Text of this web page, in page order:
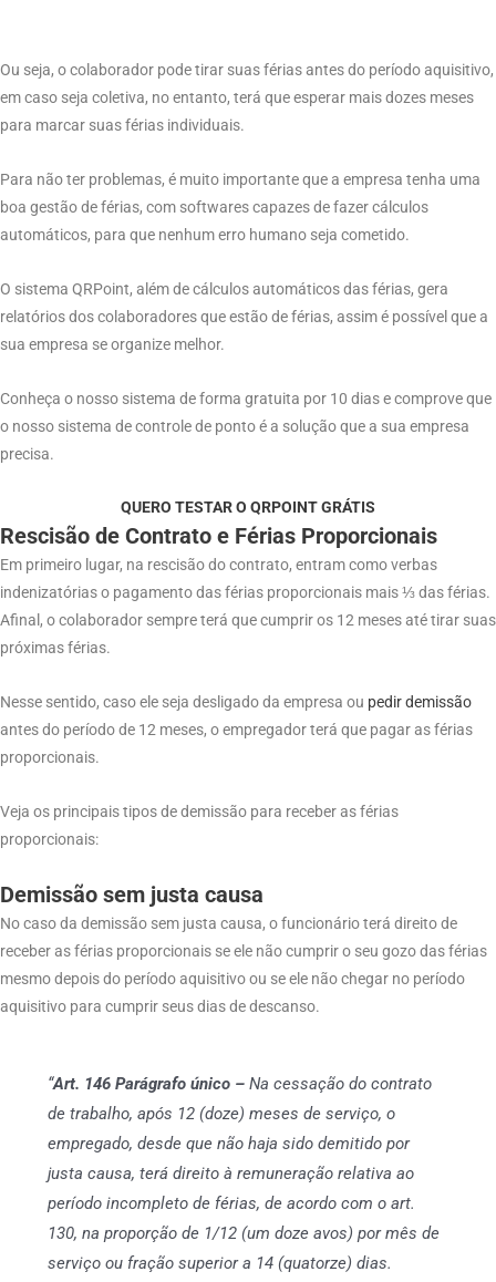
Ou seja, o colaborador pode tirar suas férias antes do período aquisitivo,
em caso seja coletiva, no entanto, terá que esperar mais dozes meses
para marcar suas férias individuais.
Para não ter problemas, é muito importante que a empresa tenha uma
boa gestão de férias, com softwares capazes de fazer cálculos
automáticos, para que nenhum erro humano seja cometido.
O sistema QRPoint, além de cálculos automáticos das férias, gera
relatórios dos colaboradores que estão de férias, assim é possível que a
sua empresa se organize melhor.
Conheça o nosso sistema de forma gratuita por 10 dias e comprove que
o nosso sistema de controle de ponto é a solução que a sua empresa
precisa.
QUERO TESTAR O QRPOINT GRÁTIS
Rescisão de Contrato e Férias Proporcionais
Em primeiro lugar, na rescisão do contrato, entram como verbas
indenizatórias o pagamento das férias proporcionais mais ⅓ das férias.
Afinal, o colaborador sempre terá que cumprir os 12 meses até tirar suas
próximas férias.
Nesse sentido, caso ele seja desligado da empresa ou pedir demissão
antes do período de 12 meses, o empregador terá que pagar as férias
proporcionais.
Veja os principais tipos de demissão para receber as férias
proporcionais:
Demissão sem justa causa
No caso da demissão sem justa causa, o funcionário terá direito de
receber as férias proporcionais se ele não cumprir o seu gozo das férias
mesmo depois do período aquisitivo ou se ele não chegar no período
aquisitivo para cumprir seus dias de descanso.
“Art. 146 Parágrafo único –Na cessação do contrato
de trabalho, após 12 (doze) meses de serviço, o
empregado, desde que não haja sido demitido por
justa causa, terá direito à remuneração relativa ao
período incompleto de férias, de acordo com o art.
130, na proporção de 1/12 (um doze avos) por mês de
serviço ou fração superior a 14 (quatorze) dias.